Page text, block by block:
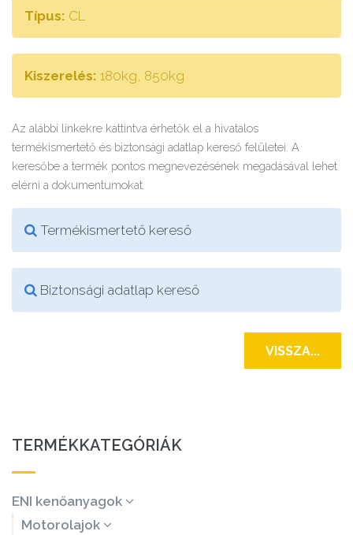
Típus: CL
Kiszerelés: 180kg, 850kg
Az alábbi linkekre kattintva érhetők el a hivatalos
termékismertető és biztonsági adatlap kereső felületei. A
keresőbe a termék pontos megnevezésének megadásával lehet
elérni a dokumentumokat.
Termékismertető kereső
Biztonsági adatlap kereső
VISSZA...
TERMÉKKATEGÓRIÁK
ENI kenőanyagok
Motorolajok